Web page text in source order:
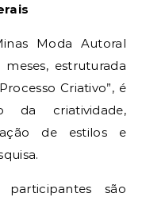
Moda Autoral
estruturada
Criativo”, é
da criatividade,
de estilos e
são